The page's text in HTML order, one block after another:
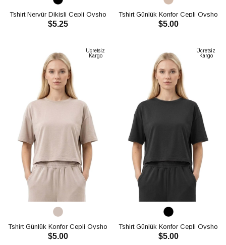
Tshirt Nervür Dikişli Cepli Oysho
CH3019
$5.25
Tshirt Günlük Konfor Cepli Oysho
CH3017
$5.00
Ücretsiz
Kargo
Tshirt Günlük Konfor Cepli Oysho
CH3017
$5.00
Ücretsiz
Kargo
Tshirt Günlük Konfor Cepli Oysho
CH3017
$5.00